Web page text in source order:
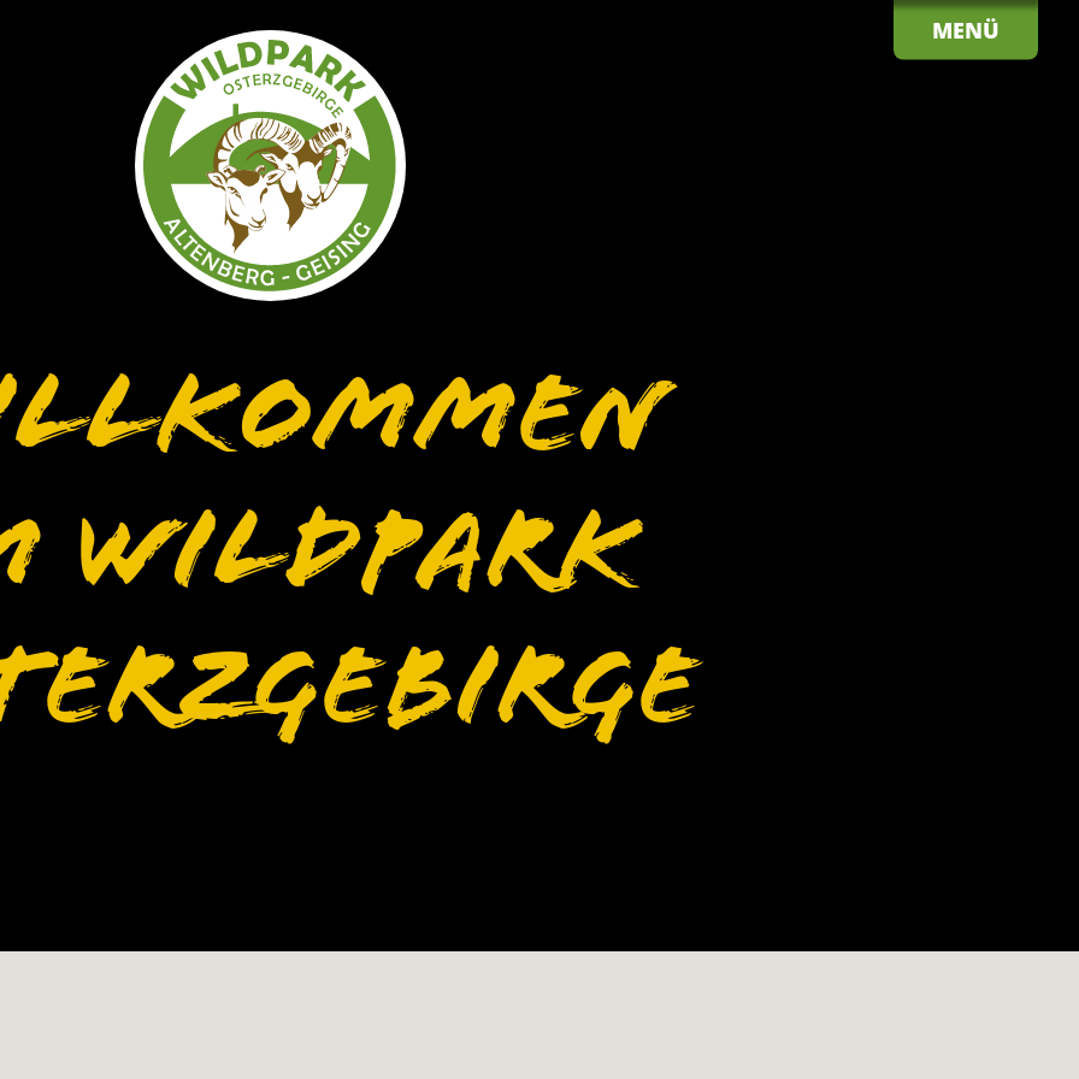
Wildpark
MENÜ